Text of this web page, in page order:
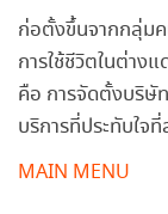
ก่อตั้งขึ้นจากกลุ่ม
การใช้ชีวิตในต่าง
คือ การจัดตั้งบริษั
บริการที่ประทับใจ
MAIN MENU